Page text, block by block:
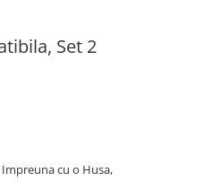
Set 2
Impreuna cu o Husa,